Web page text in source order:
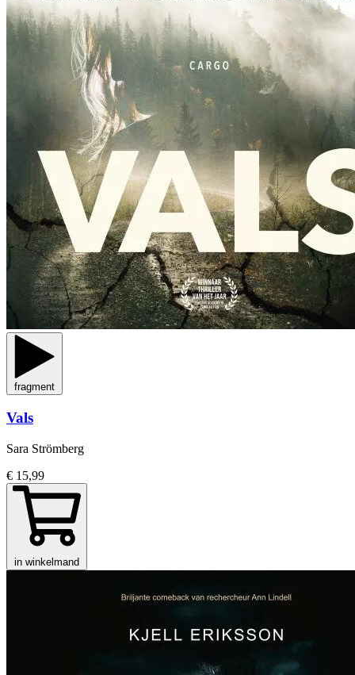
fragment
Vals
Sara Strömberg
€ 15,99
in winkelmand